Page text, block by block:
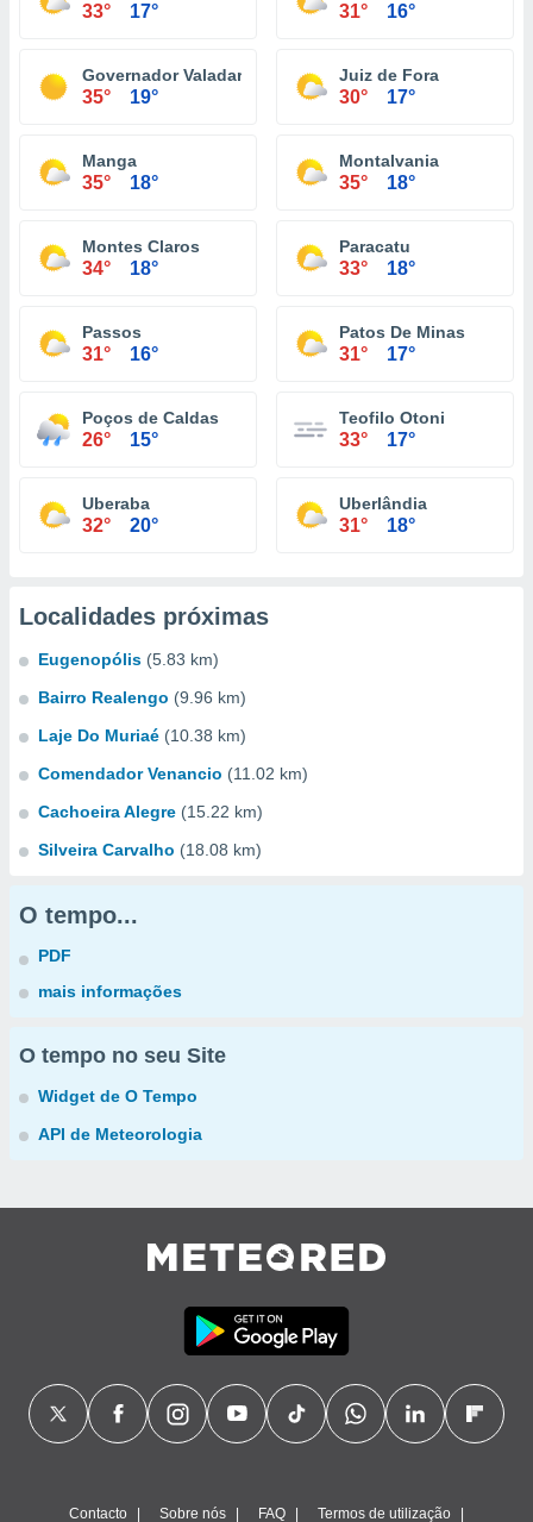
33° 17° 31° 16°
Governador Valadares
35° 19°
Juiz de Fora
30° 17°
Manga
35° 18°
Montalvania
35° 18°
Montes Claros
34° 18°
Paracatu
33° 18°
Passos
31° 16°
Patos De Minas
31° 17°
Poços de Caldas
26° 15°
Teofilo Otoni
33° 17°
Uberaba
32° 20°
Uberlândia
31° 18°
Localidades próximas
Eugenopólis (5.83 km)
Bairro Realengo (9.96 km)
Laje Do Muriaé (10.38 km)
Comendador Venancio (11.02 km)
Cachoeira Alegre (15.22 km)
Silveira Carvalho (18.08 km)
O tempo...
PDF
mais informações
O tempo no seu Site
Widget de O Tempo
API de Meteorologia
Contacto Sobre nós FAQ Termos de utilização